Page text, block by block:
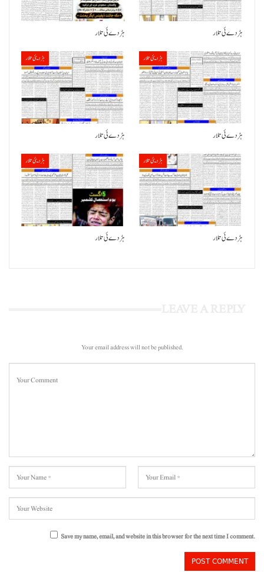
ہڑدے ئی تلار ہڑدے ئی تلار
ہڑدیئی تلار
ہڑدے ئی تلار
ہڑدیئی تلار
ہڑدے ئی تلار
ہڑدیئی تلار
ہڑدے ئی تلار
ہڑدیئی تلار
ہڑدے ئی تلار
Your email address will not be published.
Save my name, email, and website in this browser for the next time I comment.